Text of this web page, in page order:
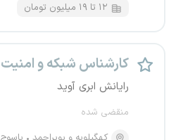
۱۲ تا ۱۹ میلیون تومان
کارشناس شبکه و امنیت
رایانش ابری آوید
منقضی شده